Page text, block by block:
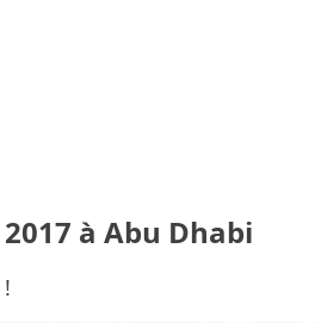
à Abu Dhabi